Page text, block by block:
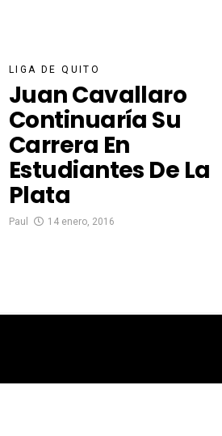
LIGA DE QUITO
Juan Cavallaro
Continuaría Su
Carrera En
Estudiantes De La
Plata
Paul 14 enero, 2016